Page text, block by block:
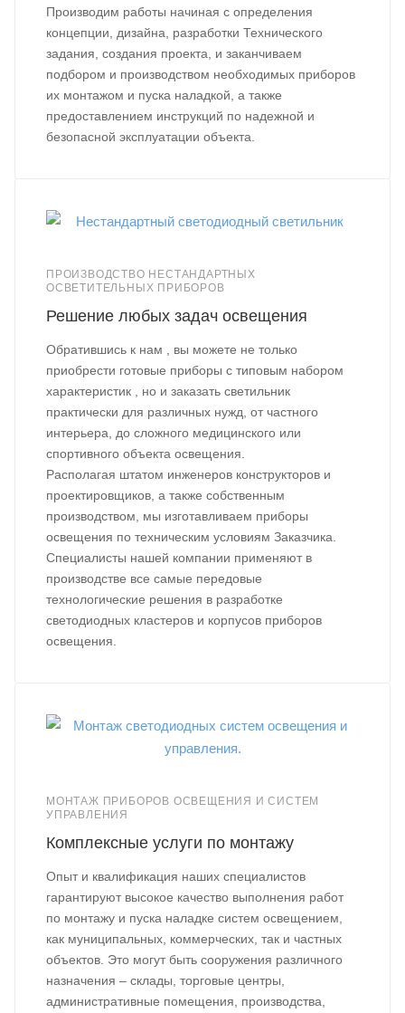
Производим работы начиная с определения
концепции, дизайна, разработки Технического
задания, создания проекта, и заканчиваем
подбором и производством необходимых приборов
их монтажом и пуска наладкой, а также
предоставлением инструкций по надежной и
безопасной эксплуатации объекта.
ПРОИЗВОДСТВО НЕСТАНДАРТНЫХ
ОСВЕТИТЕЛЬНЫХ ПРИБОРОВ
Решение любых задач освещения
Обратившись к нам , вы можете не только
приобрести готовые приборы с типовым набором
характеристик , но и заказать светильник
практически для различных нужд, от частного
интерьера, до сложного медицинского или
спортивного объекта освещения.
Располагая штатом инженеров конструкторов и
проектировщиков, а также собственным
производством, мы изготавливаем приборы
освещения по техническим условиям Заказчика.
Специалисты нашей компании применяют в
производстве все самые передовые
технологические решения в разработке
светодиодных кластеров и корпусов приборов
освещения.
МОНТАЖ ПРИБОРОВ ОСВЕЩЕНИЯ И СИСТЕМ
УПРАВЛЕНИЯ
Комплексные услуги по монтажу
Опыт и квалификация наших специалистов
гарантируют высокое качество выполнения работ
по монтажу и пуска наладке систем освещением,
как муниципальных, коммерческих, так и частных
объектов. Это могут быть сооружения различного
назначения – склады, торговые центры,
административные помещения, производства,